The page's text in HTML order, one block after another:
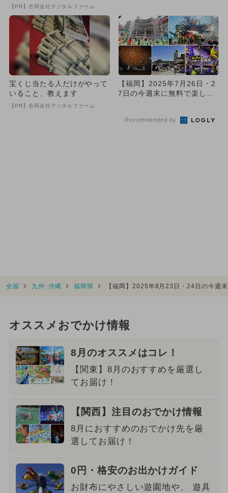
【PR】合同会社デジタルファーム
宝くじ当たる人だけがやって
いること、教えます
【PR】合同会社デジタルファーム
【福岡】2025年7月26日・2
7日の今週末に無料で楽しめ
Recommended by
全国 九州･沖縄 福岡県 【福岡】2025年8月23日・24日の今週
オススメおでかけ情報
8月のオススメはコレ！
【関東】8月のおすすめを厳選し
てお届け！
【関西】注目のおでかけ情報
8月におすすめのおでかけ先を厳
選してお届け！
0円・格安のお出かけガイド
お財布にやさしい遊園地や、 遊具